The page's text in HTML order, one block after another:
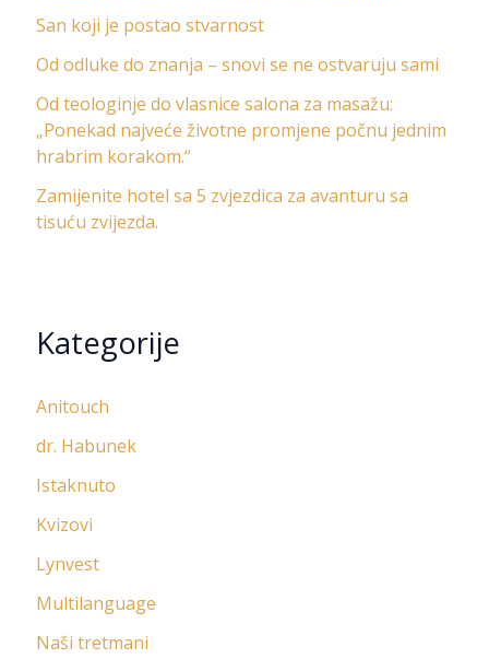
San koji je postao stvarnost
Od odluke do znanja – snovi se ne ostvaruju sami
Od teologinje do vlasnice salona za masažu:
„Ponekad najveće životne promjene počnu jednim
hrabrim korakom.“
Zamijenite hotel sa 5 zvjezdica za avanturu sa
tisuću zvijezda.
Kategorije
Anitouch
dr. Habunek
Istaknuto
Kvizovi
Lynvest
Multilanguage
Naši tretmani